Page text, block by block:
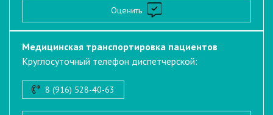
Оценить
Медицинская транспортировка пациентов
Круглосуточный телефон диспетчерской:
8 (916) 528-40-63